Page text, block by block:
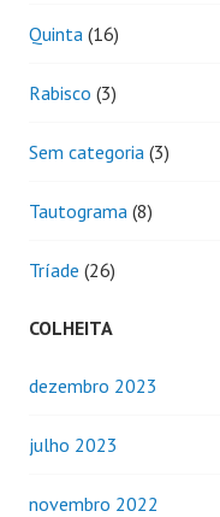
Quinta (16)
Rabisco (3)
Sem categoria (3)
Tautograma (8)
Tríade (26)
COLHEITA
dezembro 2023
julho 2023
novembro 2022